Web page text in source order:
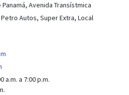
Avenida Transístmica
Autos, Super Extra, Local
a.m. a 7:00 p.m.